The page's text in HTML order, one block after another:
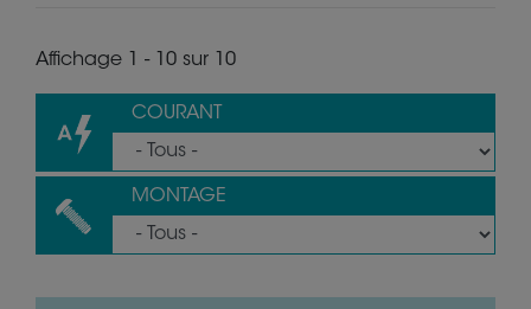
Affichage 1 - 10 sur 10
COURANT
MONTAGE